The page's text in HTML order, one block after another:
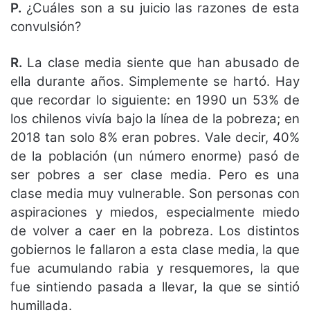
P. ¿Cuáles son a su juicio las razones de esta
convulsión?
R. La clase media siente que han abusado de
ella durante años. Simplemente se hartó. Hay
que recordar lo siguiente: en 1990 un 53% de
los chilenos vivía bajo la línea de la pobreza; en
2018 tan solo 8% eran pobres. Vale decir, 40%
de la población (un número enorme) pasó de
ser pobres a ser clase media. Pero es una
clase media muy vulnerable. Son personas con
aspiraciones y miedos, especialmente miedo
de volver a caer en la pobreza. Los distintos
gobiernos le fallaron a esta clase media, la que
fue acumulando rabia y resquemores, la que
fue sintiendo pasada a llevar, la que se sintió
humillada.